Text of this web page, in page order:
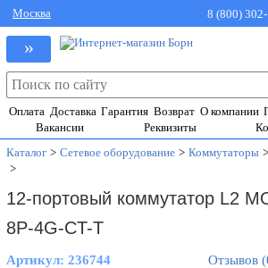
Москва 8 (800)
»
Оплата Доставка Гарантия Возврат О компании
Вакансии
Реквизиты
Каталог > Сетевое оборудование > Коммутаторы >
>
12-портовый коммутатор L2
8P-4G-CT-T
Артикул:236744
Отзывов